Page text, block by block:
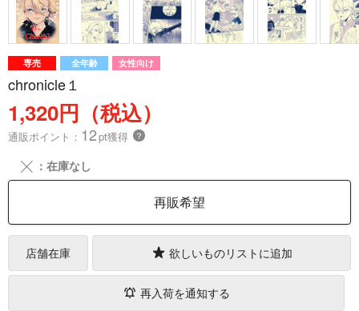
専売 全年齢 女性向け
chronicle１
1,320円（税込）
通販ポイント： 12pt獲得 ？
╳ ：在庫なし
再販希望
店舗在庫 欲しいものリストに追加
再入荷を通知する